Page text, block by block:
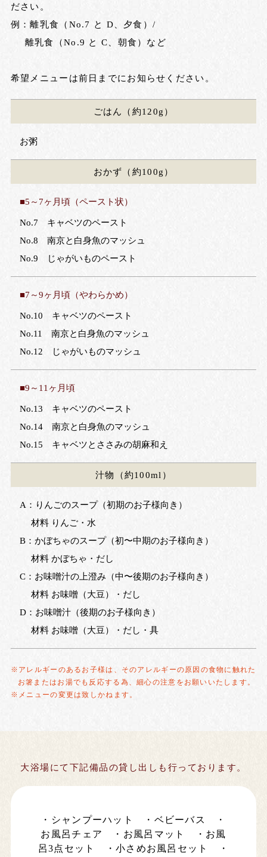
ださい。
例：離乳食（No.7 と D、夕食）/
離乳食（No.9 と C、朝食）など
希望メニューは前日までにお知らせください。
ごはん （約120g）
お粥
おかず （約100g）
■5～7ヶ月頃（ペースト状）
No.7 キャベツのペースト
No.8 南京と白身魚のマッシュ
No.9 じゃがいものペースト
■7～9ヶ月頃（やわらかめ）
No.10 キャベツのペースト
No.11 南京と白身魚のマッシュ
No.12 じゃがいものマッシュ
■9～11ヶ月頃
No.13 キャベツのペースト
No.14 南京と白身魚のマッシュ
No.15 キャベツとささみの胡麻和え
汁物 （約100ml）
A：りんごのスープ（初期のお子様向き）
材料 りんご・水
B：かぼちゃのスープ（初〜中期のお子様向き）
材料 かぼちゃ・だし
C：お味噌汁の上澄み（中〜後期のお子様向き）
材料 お味噌（大豆）・だし
D：お味噌汁（後期のお子様向き）
材料 お味噌（大豆）・だし・具
アレルギーのあるお子様は、そのアレルギーの原因の食物に触れた
お箸またはお湯でも反応する為、細心の注意をお願いいたします。
メニューの変更は致しかねます。
大浴場にて下記備品の貸し出しも行っております。
・シャンプーハット ・ベビーバス ・
お風呂チェア ・お風呂マット ・お風
呂3点セット ・小さめお風呂セット ・